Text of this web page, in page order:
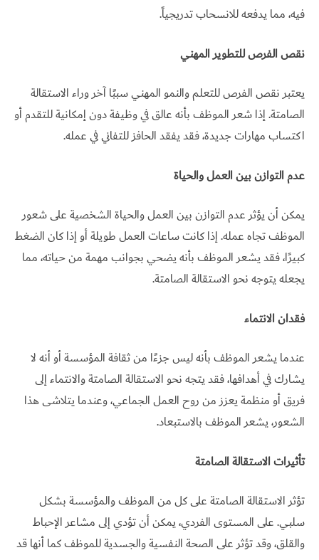
فيه، مما يدفعه للانسحاب تدريجياً.
نقص الفرص للتطوير المهني
يعتبر نقص الفرص للتعلم والنمو المهني سببًا آخر وراء الاستقالة
الصامتة. إذا شعر الموظف بأنه عالق في وظيفة دون إمكانية للتقدم أو
اكتساب مهارات جديدة، فقد يفقد الحافز للتفاني في عمله.
عدم التوازن بين العمل والحياة
يمكن أن يؤثر عدم التوازن بين العمل والحياة الشخصية على شعور
الموظف تجاه عمله. إذا كانت ساعات العمل طويلة أو إذا كان الضغط
كبيرًا، فقد يشعر الموظف بأنه يضحي بجوانب مهمة من حياته، مما
يجعله يتوجه نحو الاستقالة الصامتة.
فقدان الانتماء
عندما يشعر الموظف بأنه ليس جزءًا من ثقافة المؤسسة أو أنه لا
يشارك في أهدافها، فقد يتجه نحو الاستقالة الصامتة والانتماء إلى
فريق أو منظمة يعزز من روح العمل الجماعي، وعندما يتلاشى هذا
الشعور، يشعر الموظف بالاستبعاد.
تأثيرات الاستقالة الصامتة
تؤثر الاستقالة الصامتة على كل من الموظف والمؤسسة بشكل
سلبي. على المستوى الفردي، يمكن أن تؤدي إلى مشاعر الإحباط
والقلق، وقد تؤثر على الصحة النفسية والجسدية للموظف كما أنها قد